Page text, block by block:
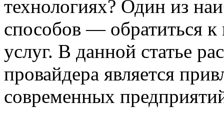
технологиях? Один из
способов — обратиться
услуг. В данной статье
провайдера является
современных